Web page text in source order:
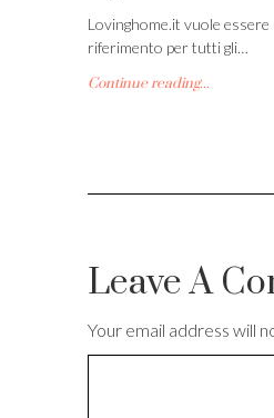
Lovinghome.it vuole
riferimento per tutti gli…
Continue reading...
Leave A
Your email address will